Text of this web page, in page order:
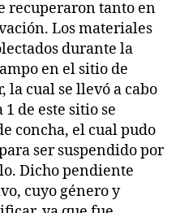
recuperaron tanto en
Los materiales
durante la
en el sitio de
la cual se llevó a cabo
de este sitio se
concha, el cual pudo
ser suspendido por
Dicho pendiente
cuyo género y